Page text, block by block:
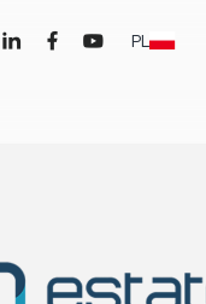
SocialLinkedIn SocialFacebook SocialYoutube PL